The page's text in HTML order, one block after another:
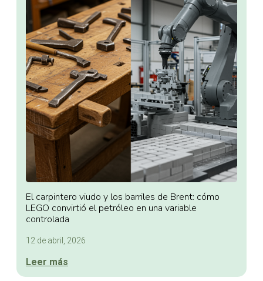
El carpintero viudo y los barriles de Brent: cómo
LEGO convirtió el petróleo en una variable
controlada
12 de abril, 2026
Leer más